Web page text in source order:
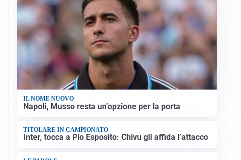
IL NOME NUOVO
Napoli, Musso resta un’opzione per la porta
TITOLARE IN CAMPIONATO
Inter, tocca a Pio Esposito: Chivu gli affida l’attacco